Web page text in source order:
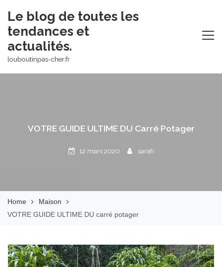
content
Le blog de toutes les
tendances et
actualités.
louboutinpas-cher.fr
VOTRE GUIDE ULTIME DU Carré Potager
12 mars 2020 sarah
Home
Maison
VOTRE GUIDE ULTIME DU carré potager